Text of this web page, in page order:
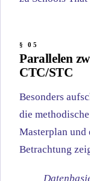
Parallelen
CTC/STC
Besonders
die
Masterplan und
Betrachtung